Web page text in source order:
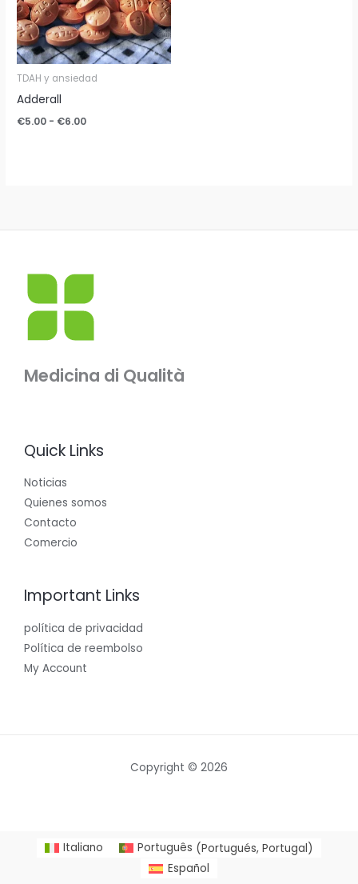
TDAH y ansiedad
Adderall
€5.00 - €6.00
Medicina di Qualità
Quick Links
Noticias
Quienes somos
Contacto
Comercio
Important Links
política de privacidad
Política de reembolso
My Account
Copyright © 2026
Italiano Português (Portugués, Portugal)
Español